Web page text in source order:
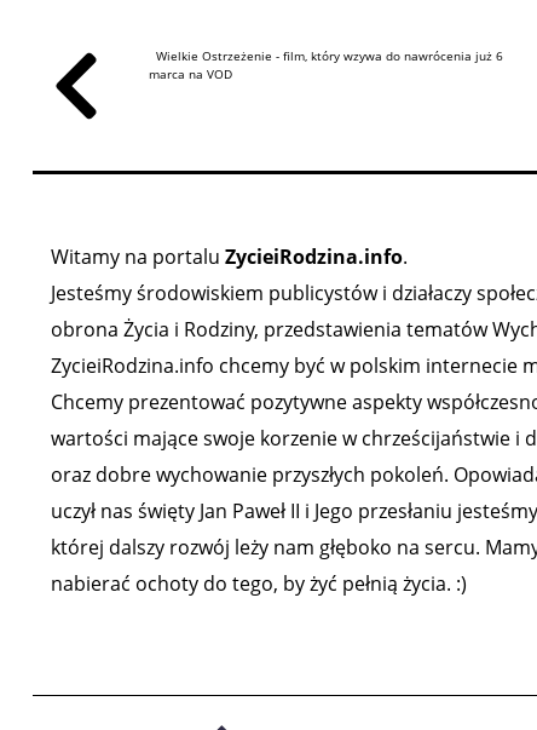
Wielkie Ostrzeżenie - film, który wzywa do nawrócenia już 6
marca na VOD
Witamy na portalu ZycieiRodzina.info.
Jesteśmy środowiskiem publicystów i działaczy
obrona Życia i Rodziny, przedstawienia tematów
ZycieiRodzina.info chcemy być w polskim internecie
Chcemy prezentować pozytywne aspekty
wartości mające swoje korzenie w chrześcijaństwie i
oraz dobre wychowanie przyszłych pokoleń.
uczył nas święty Jan Paweł II i Jego przesłaniu
której dalszy rozwój leży nam głęboko na sercu.
nabierać ochoty do tego, by żyć pełnią życia. :)